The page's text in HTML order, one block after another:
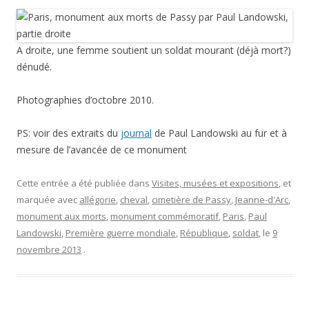
A droite, une femme soutient un soldat mourant (déjà mort?)
dénudé.
Photographies d’octobre 2010.
PS: voir des extraits du journal de Paul Landowski au fur et à
mesure de l’avancée de ce monument
Cette entrée a été publiée dans Visites, musées et expositions, et
marquée avec allégorie, cheval, cimetière de Passy, Jeanne-d'Arc,
monument aux morts, monument commémoratif, Paris, Paul
Landowski, Première guerre mondiale, République, soldat, le 9
novembre 2013 .